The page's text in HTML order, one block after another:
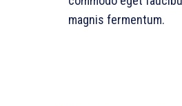
magnis fermentum.